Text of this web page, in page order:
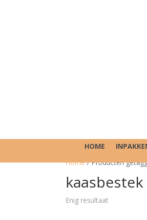
HOME
Home/ Producten
Enig resultaat